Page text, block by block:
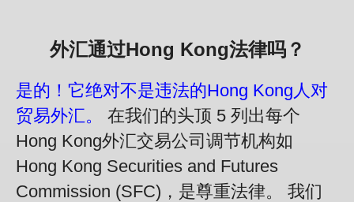
外汇通过Hong Kong法律吗？
是的！它绝对不是违法的Hong Kong人对
贸易外汇。
在我们的头顶 5 列出每个
Hong Kong外汇交易公司调节机构如
Hong Kong Securities and Futures
Commission (SFC)，是尊重法律。 我们